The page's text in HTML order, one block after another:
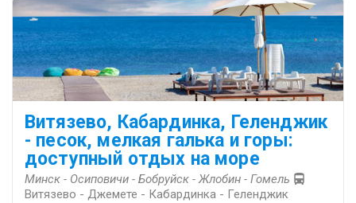
Витязево, Кабардинка, Геленджик
- песок, мелкая галька и горы:
доступный отдых на море
Минск - Осиповичи - Бобруйск - Жлобин - Гомель
Витязево - Джемете - Кабардинка - Геленджик